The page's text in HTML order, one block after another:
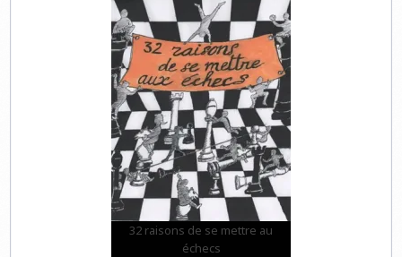
32 raisons de se mettre au
échecs